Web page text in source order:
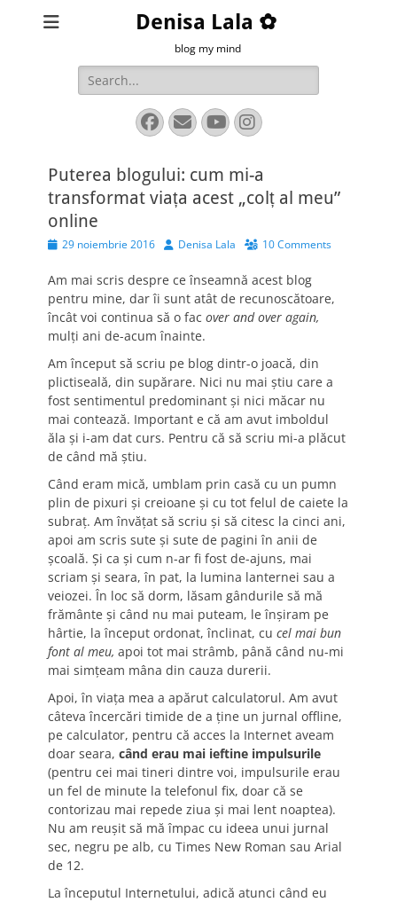
Denisa Lala ✿
blog my mind
Search
for:
Facebook
EmailYouTube
Instagram
Puterea blogului: cum mi-a
transformat viața acest „colț al meu”
online
Posted
29 noiembrie 2016 AuthorDenisa Lala 10 Comments
Am mai scris despre ce înseamnă acest blog
pentru mine, dar îi sunt atât de recunoscătoare,
încât voi continua să o fac over and over again,
mulți ani de-acum înainte.
Am început să scriu pe blog dintr-o joacă, din
plictiseală, din supărare. Nici nu mai știu care a
fost sentimentul predominant și nici măcar nu
mai contează. Important e că am avut imboldul
ăla și i-am dat curs. Pentru că să scriu mi-a plăcut
de când mă știu.
Când eram mică, umblam prin casă cu un pumn
plin de pixuri și creioane și cu tot felul de caiete la
subraț. Am învățat să scriu și să citesc la cinci ani,
apoi am scris sute și sute de pagini în anii de
școală. Și ca și cum n-ar fi fost de-ajuns, mai
scriam și seara, în pat, la lumina lanternei sau a
veiozei. În loc să dorm, lăsam gândurile să mă
frământe și când nu mai puteam, le înșiram pe
hârtie, la început ordonat, înclinat, cu cel mai bun
font al meu, apoi tot mai strâmb, până când nu-mi
mai simțeam mâna din cauza durerii.
Apoi, în viața mea a apărut calculatorul. Am avut
câteva încercări timide de a ține un jurnal offline,
pe calculator, pentru că acces la Internet aveam
doar seara, când erau mai ieftine impulsurile
(pentru cei mai tineri dintre voi, impulsurile erau
un fel de minute la telefonul fix, doar că se
contorizau mai repede ziua și mai lent noaptea).
Nu am reușit să mă împac cu ideea unui jurnal
sec, negru pe alb, cu Times New Roman sau Arial
de 12.
La începutul Internetului, adică atunci când eu